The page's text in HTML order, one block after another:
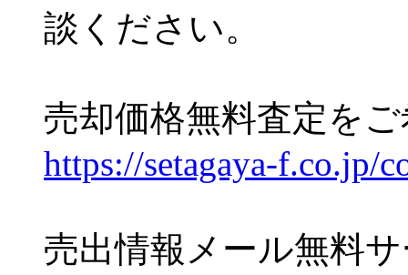
談ください。
売却価格無料査定を
https://setagaya-f.co.jp/
売出情報メール無料